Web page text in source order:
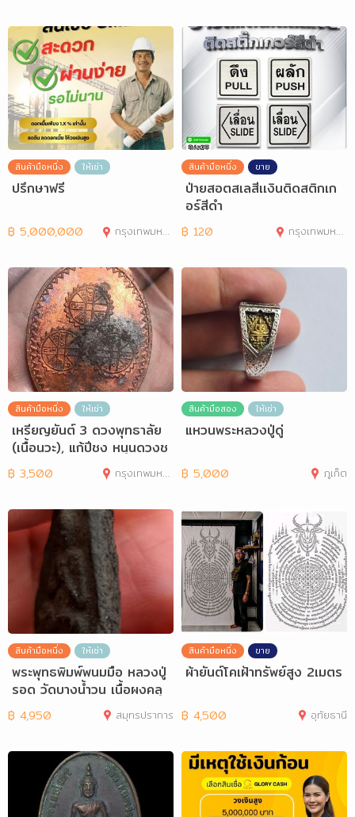
สินค้ามือหนึ่ง ให้เช่า
ปรึกษาฟรี
฿ 5,000,000 กรุงเทพมหานคร
สินค้ามือหนึ่ง ขาย
ป่ายสอตสเลสีเเงินติดสติกเก
อร์สีดำ
฿ 120 กรุงเทพมหานคร
สินค้ามือหนึ่ง ให้เช่า
เหรียญยันต์ 3 ดวงพุทธาลัย
(เนื้อนวะ), แก้ปีชง หนุนดวงช
ะตา
฿ 3,500 กรุงเทพมหานคร
สินค้ามือสอง ให้เช่า
แหวนพระหลวงปู่ดู่
฿ 5,000 ภูเก็ต
สินค้ามือหนึ่ง ให้เช่า
พระพุทธพิมพ์พนมมือ หลวงปู่
รอด วัดบางน้ำวน เนื้อผงคลุ
กรัก
฿ 4,950 สมุทรปราการ
สินค้ามือหนึ่ง ขาย
ผ้ายันต์โคเฝ้าทรัพย์สูง 2เมตร
฿ 4,500 อุทัยธานี